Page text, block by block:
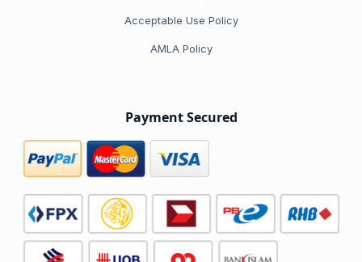
Acceptable Use Policy
AMLA Policy
Payment Secured